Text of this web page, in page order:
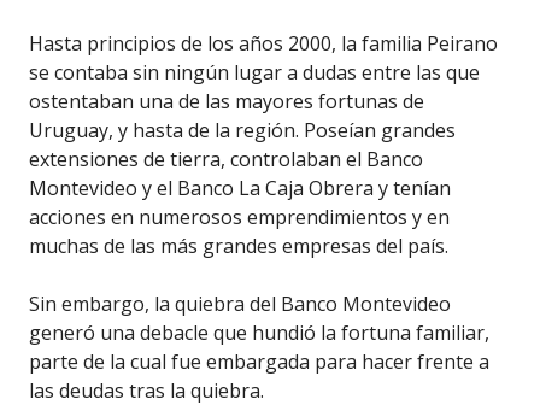
Hasta principios de los años 2000, la familia Peirano
se contaba sin ningún lugar a dudas entre las que
ostentaban una de las mayores fortunas de
Uruguay, y hasta de la región. Poseían grandes
extensiones de tierra, controlaban el Banco
Montevideo y el Banco La Caja Obrera y tenían
acciones en numerosos emprendimientos y en
muchas de las más grandes empresas del país.
Sin embargo, la quiebra del Banco Montevideo
generó una debacle que hundió la fortuna familiar,
parte de la cual fue embargada para hacer frente a
las deudas tras la quiebra.